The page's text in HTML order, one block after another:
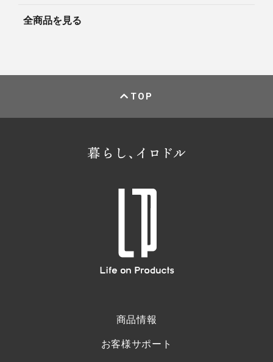
全商品を見る
TOP
商品情報
お客様サポート